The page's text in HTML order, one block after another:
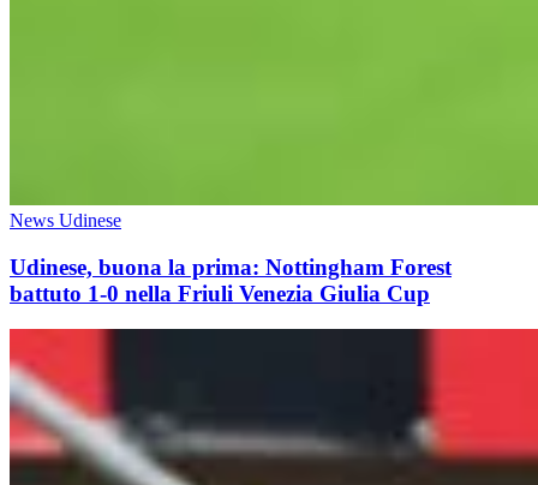
News Udinese
Udinese, buona la prima: Nottingham Forest
battuto 1-0 nella Friuli Venezia Giulia Cup